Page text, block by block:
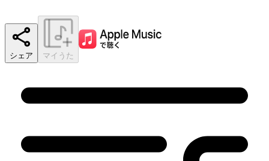
シェア マイうた